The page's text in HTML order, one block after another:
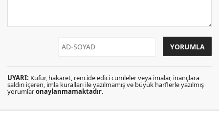
UYARI: Küfür, hakaret, rencide edici cümleler veya imalar, inançlara
saldırı içeren, imla kuralları ile yazılmamış ve büyük harflerle yazılmış
yorumlaronaylanmamaktadır.